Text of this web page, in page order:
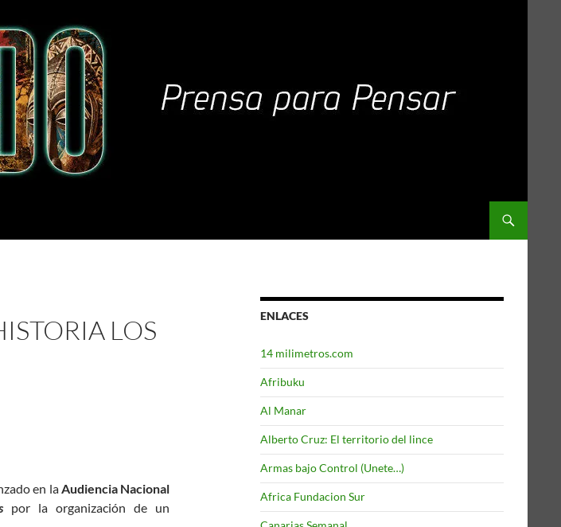
LOS
en laAudiencia Nacional
por la organización de un
ENLACES
14 milimetros.com
Afribuku
Al Manar
Alberto Cruz: El territorio del lince
Armas bajo Control (Unete…)
Africa Fundacion Sur